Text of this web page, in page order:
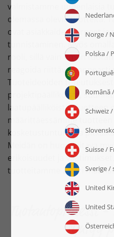
valmistamme uudenlaisia
olemassa olevia tuotteita.
ovat asiakkaiden tarpeet ja
tunnistaminen. Myös
rooli, sillä vain oman
reagoida riittävän nopeasti
Tuoteideoiden
projektipäälliköistä,
laatupäälliköistä. Tuotteen
määrittäessämme tuotteen
kosketustuntuma ja
Meidän on huomioitava
erikoisuudet ja
tuotteitamme 23 eri
Tuotantoprosessi
syntyy